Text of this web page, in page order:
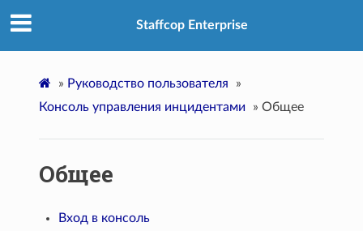
Staffcop Enterprise
» Руководство пользователя
»
Консоль управления инцидентами
» Общее
Общее
Вход в консоль